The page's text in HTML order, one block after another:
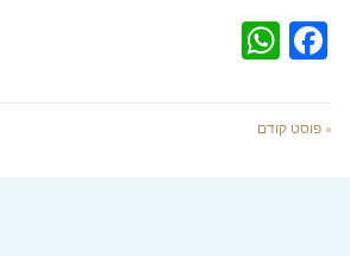
Facebook
« פוסט קודם